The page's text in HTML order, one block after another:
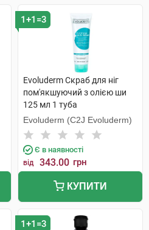
1+1=3
Evoluderm Скраб для ніг
пом'якшуючий з олією ши
125 мл 1 туба
Evoluderm (C2J Evoluderm)
Є в наявності
від 343.00 грн
КУПИТИ
1+1=3